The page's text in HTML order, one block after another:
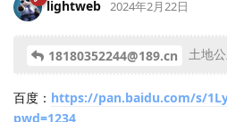
lightweb 2024年2月22日
18180352244@189.cn 土地
百度： https://pan.baidu.com/s/
pwd=1234